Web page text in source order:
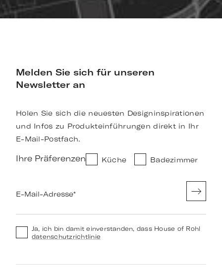
Melden Sie sich für unseren
Newsletter an
Holen Sie sich die neuesten Designinspirationen
und Infos zu Produkteinführungen direkt in Ihr
E-Mail-Postfach.
Ihre Präferenzen Küche Badezimmer
E-Mail-Adresse*
Ja, ich bin damit einverstanden, dass House of Rohl
datenschutzrichtlinie